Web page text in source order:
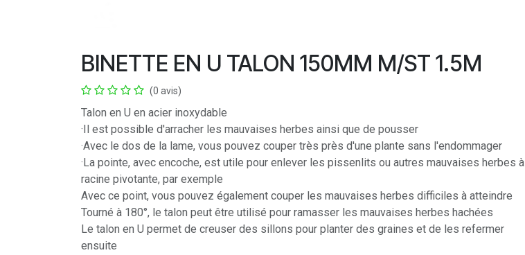
BINETTE EN U TALON 150MM M/ST 1.5M
(0 avis)
Talon en U en acier inoxydable
·Il est possible d'arracher les mauvaises herbes ainsi que de pousser
·Avec le dos de la lame, vous pouvez couper très près d'une plante sans l'endommager
·La pointe, avec encoche, est utile pour enlever les pissenlits ou autres mauvaises herbes à
racine pivotante, par exemple
Avec ce point, vous pouvez également couper les mauvaises herbes difficiles à atteindre
Tourné à 180°, le talon peut être utilisé pour ramasser les mauvaises herbes hachées
Le talon en U permet de creuser des sillons pour planter des graines et de les refermer
ensuite